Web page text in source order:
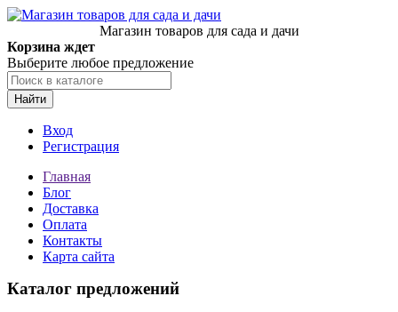
Магазин товаров для сада и дачи
Корзина ждет
Выберите любое предложение
Найти
Вход
Регистрация
Главная
Блог
Доставка
Оплата
Контакты
Карта сайта
Каталог предложений